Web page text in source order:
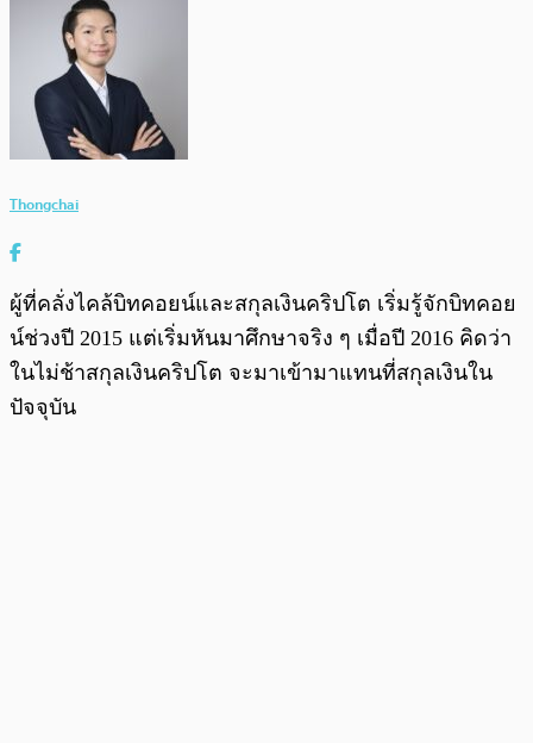
Thongchai
ผู้ที่คลั่งไคล้บิทคอยน์และสกุลเงินคริปโต เริ่มรู้จักบิทคอย
น์ช่วงปี 2015 แต่เริ่มหันมาศึกษาจริง ๆ เมื่อปี 2016 คิดว่า
ในไม่ช้าสกุลเงินคริปโต จะมาเข้ามาแทนที่สกุลเงินใน
ปัจจุบัน